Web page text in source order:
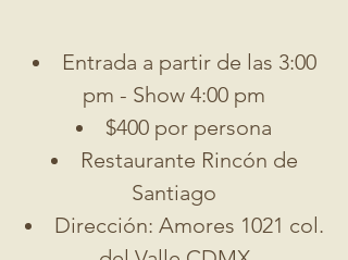
Entrada a partir de las 3:00
pm - Show 4:00 pm
$400 por persona
Restaurante Rincón de
Santiago
Dirección: Amores 1021 col.